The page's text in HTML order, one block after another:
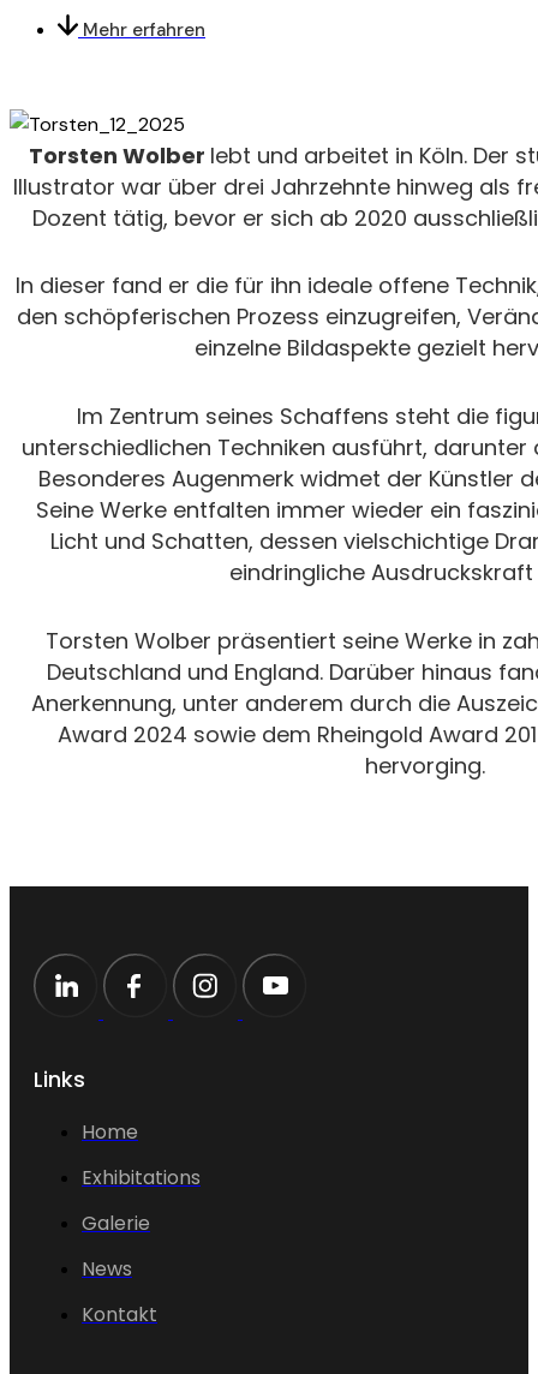
Mehr erfahren
Torsten Wolber lebt und arbeitet in Köln. Der
Illustrator war über drei Jahrzehnte hinweg als
Dozent tätig, bevor er sich ab 2020
In dieser fand er die für ihn ideale offene
den schöpferischen Prozess einzugreifen,
einzelne Bildaspekte gezielt
Im Zentrum seines Schaffens steht die
unterschiedlichen Techniken ausführt, darunter
Besonderes Augenmerk widmet der Künstler
Seine Werke entfalten immer wieder ein
Licht und Schatten, dessen vielschichtige
eindringliche Ausdruckskraft
Torsten Wolber präsentiert seine Werke in
Deutschland und England. Darüber hinaus
Anerkennung, unter anderem durch die
Award 2024 sowie dem Rheingold Award
hervorging.
Links
Home
Exhibitations
Galerie
News
Kontakt